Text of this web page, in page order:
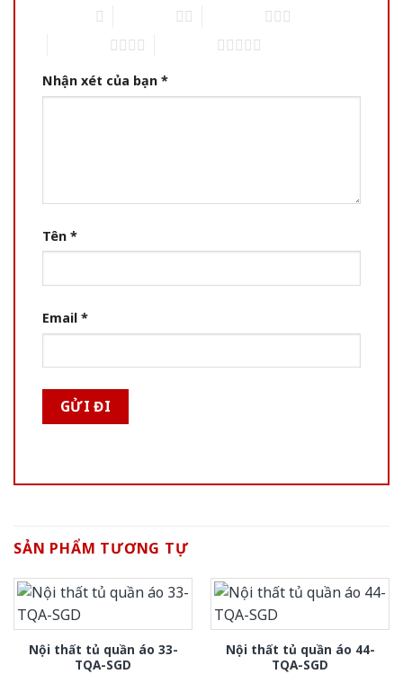
Nhận xét của bạn *
Tên *
Email *
SẢN PHẨM TƯƠNG TỰ
Nội thất tủ quần áo 33-
TQA-SGD
Nội thất tủ quần áo 44-
TQA-SGD